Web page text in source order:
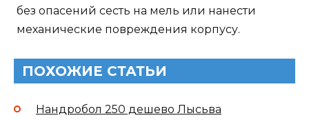
без опасений сесть на мель или нанести
механические повреждения корпусу.
ПОХОЖИЕ СТАТЬИ
Нандробол 250 дешево Лысьва